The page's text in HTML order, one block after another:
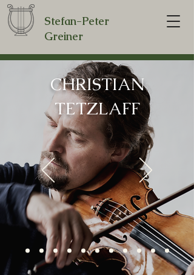
Stefan-Peter
Greiner
CHRISTIAN
TETZLAFF